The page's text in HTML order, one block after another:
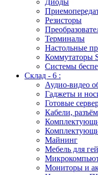
Диоды
Резисторы
Терминалы
Настольные
Коммутаторы
Системы
Склад - 6 :
Аудио-видео
Гаджеты и
Готовые
Кабели,
Майнинг
Мебель для
Мониторы и